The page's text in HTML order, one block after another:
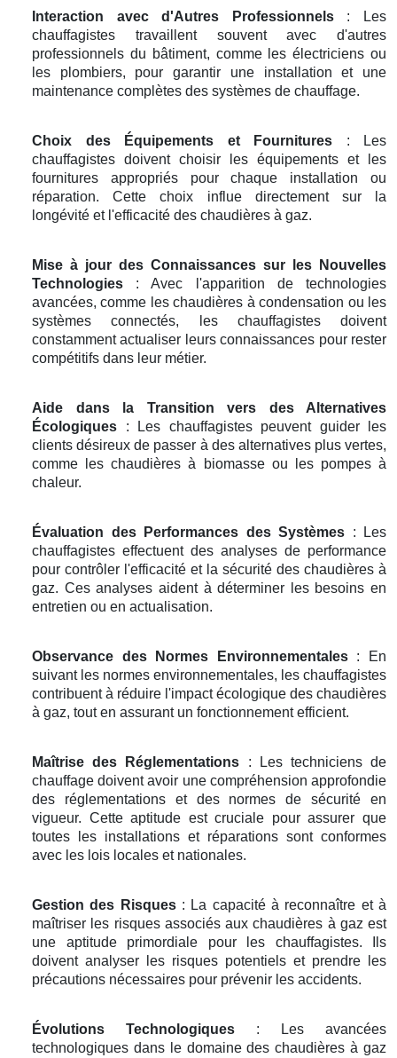
Interaction avec d'Autres Professionnels: Les
chauffagistes travaillent souvent avec d'autres
professionnels du bâtiment, comme les électriciens ou
les plombiers, pour garantir une installation et une
maintenance complètes des systèmes de chauffage.
Choix des Équipements et Fournitures : Les
chauffagistes doivent choisir les équipements et les
fournitures appropriés pour chaque installation ou
réparation. Cette choix influe directement sur la
longévité et l'efficacité des chaudières à gaz.
Mise à jour des Connaissances sur les Nouvelles
Technologies : Avec l'apparition de technologies
avancées, comme les chaudières à condensation ou les
systèmes connectés, les chauffagistes doivent
constamment actualiser leurs connaissances pour rester
compétitifs dans leur métier.
Aide dans la Transition vers des Alternatives
Écologiques : Les chauffagistes peuvent guider les
clients désireux de passer à des alternatives plus vertes,
comme les chaudières à biomasse ou les pompes à
chaleur.
Évaluation des Performances des Systèmes : Les
chauffagistes effectuent des analyses de performance
pour contrôler l'efficacité et la sécurité des chaudières à
gaz. Ces analyses aident à déterminer les besoins en
entretien ou en actualisation.
Observance des Normes Environnementales: En
suivant les normes environnementales, les chauffagistes
contribuent à réduire l'impact écologique des chaudières
à gaz, tout en assurant un fonctionnement efficient.
Maîtrise des Réglementations : Les techniciens de
chauffage doivent avoir une compréhension approfondie
des réglementations et des normes de sécurité en
vigueur. Cette aptitude est cruciale pour assurer que
toutes les installations et réparations sont conformes
avec les lois locales et nationales.
Gestion des Risques: La capacité à reconnaître et à
maîtriser les risques associés aux chaudières à gaz est
une aptitude primordiale pour les chauffagistes. Ils
doivent analyser les risques potentiels et prendre les
précautions nécessaires pour prévenir les accidents.
Évolutions Technologiques : Les avancées
technologiques dans le domaine des chaudières à gaz